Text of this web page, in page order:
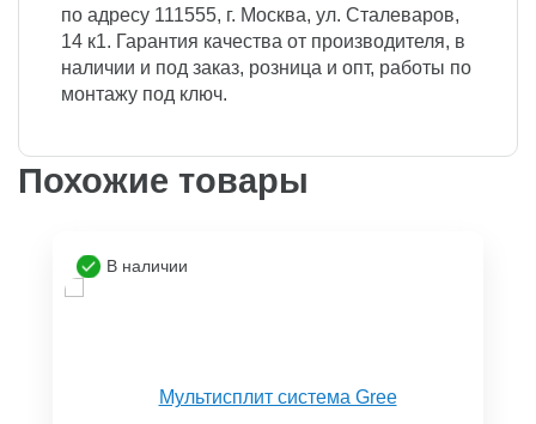
по адресу 111555, г. Москва, ул. Сталеваров,
14 к1. Гарантия качества от производителя, в
наличии и под заказ, розница и опт, работы по
монтажу под ключ.
Похожие товары
В наличии